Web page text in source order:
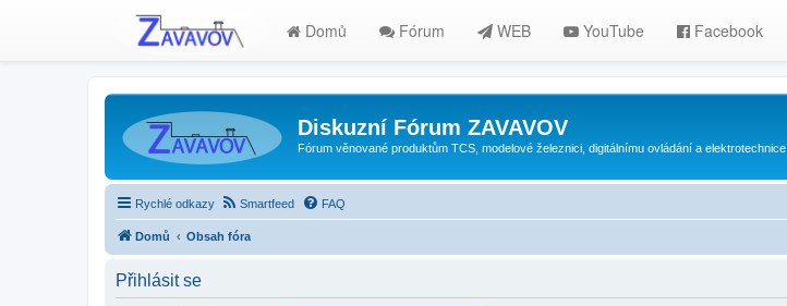
Domů Fórum WEB YouTube Facebook
Diskuzní Fórum ZAVAVOV
Fórum věnované produktům TCS, modelové železnici, digitálnímu ovládání a elektrotechnice
Rychlé odkazy Smartfeed FAQ
Domů Obsah fóra
Přihlásit se